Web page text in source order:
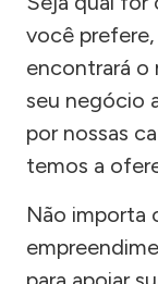
você
encontrará o
seu negócio
por nossas
temos a
Não importa